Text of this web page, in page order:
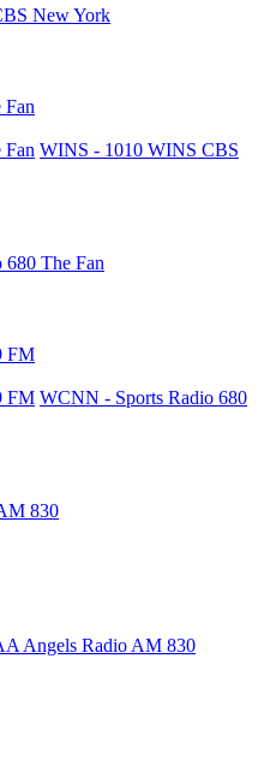
New York
WINS - 1010 WINS CBS
The Fan
FM
FM WCNN - Sports Radio 680
830
Angels Radio AM 830